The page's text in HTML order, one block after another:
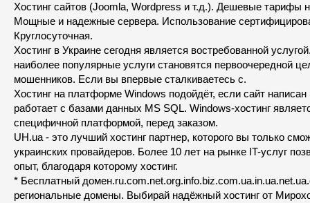
Хостинг сайтов (Joomla, Wordpress и т.д.). Дешевые тарифы
Мощные и надежные сервера. Использование
Круглосуточная.
Хостинг в Украине сегодня является востребованной
наиболее популярные услуги становятся первоочередной
мошенников. Если вы впервые сталкиваетесь с.
Хостинг на платформе Windows подойдёт, если сайт
работает с базами данных MS SQL. Windows-хостинг
специфичной платформой, перед заказом.
UH.ua - это лучший хостинг партнер, которого вы только
украинских провайдеров. Более 10 лет на рынке IT-услуг
опыт, благодаря которому хостинг.
* Бесплатный
региональные домены. Выбирай надёжный хостинг от